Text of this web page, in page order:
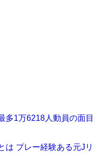
多1万6218人動員の面目
プレー経験ある元Jリ